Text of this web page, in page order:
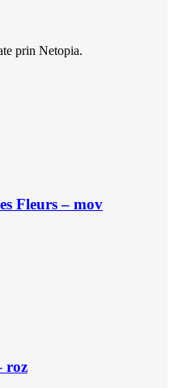
prin Netopia.
Fleurs – mov
roz